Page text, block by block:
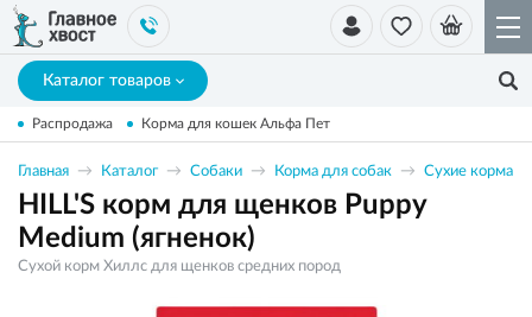
Каталог товаров
Распродажа Корма для кошек Альфа Пет
Главная Каталог Собаки Корма для собак Сухие корма
HILL'S корм для щенков Puppy
Medium (ягненок)
Сухой корм Хиллс для щенков средних пород